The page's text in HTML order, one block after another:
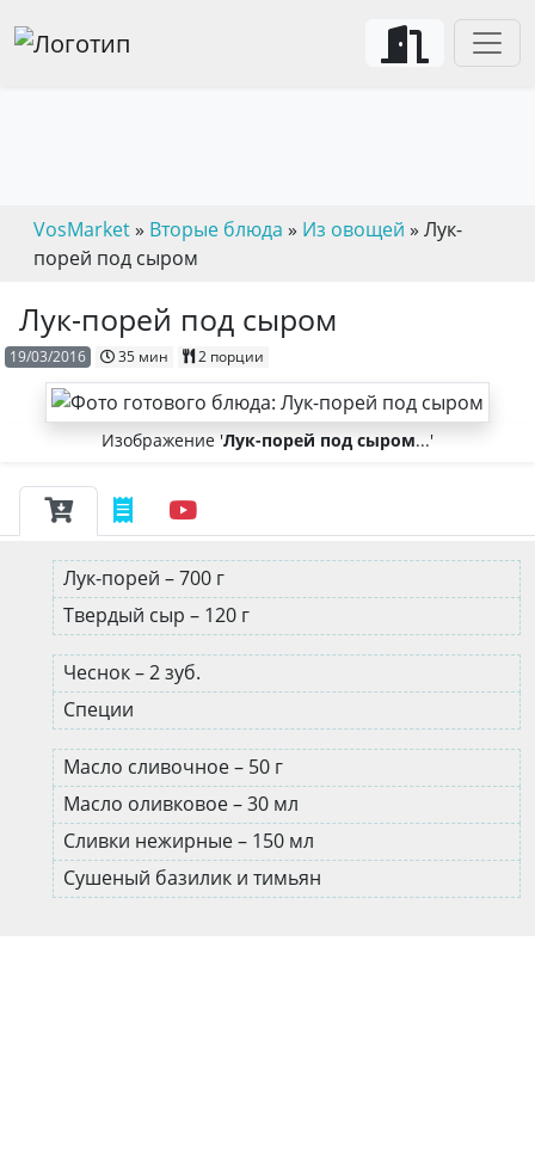
VosMarket» Вторые блюда » Из овощей » Лук-
порей под сыром
Лук-порей под сыром
19/03/2016 35 мин 2 порции
Изображение 'Лук-порей под сыром...'
Лук-порей – 700 г
Твердый сыр – 120 г
Чеснок – 2 зуб.
Специи
Масло сливочное – 50 г
Масло оливковое – 30 мл
Сливки нежирные – 150 мл
Сушеный базилик и тимьян